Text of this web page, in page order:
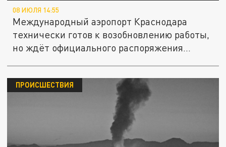
08 ИЮЛЯ 14:55
Международный аэропорт Краснодара
технически готов к возобновлению работы,
но ждёт официального распоряжения...
ПРОИСШЕСТВИЯ